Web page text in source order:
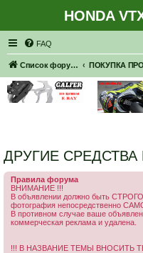
HONDA
FAQ
Список форумов
ДРУГИЕ
Правила форума
ВНИМАНИЕ !!!
В объявлении должно быть СТРОГО
фотография непосредственно
В противном случае ваше
коммерческая реклама и удалена.
!!! В НАЗВАНИЕ ТЕМЫ ВНОСИТЬ